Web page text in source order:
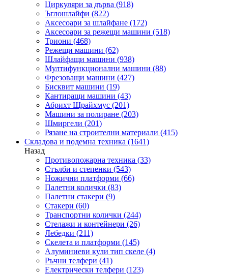
Циркуляри за дърва (918)
Ъглошлайфи (822)
Аксесоари за шлайфане (172)
Аксесоари за режещи машини (518)
Триони (468)
Режещи машини (62)
Шлайфащи машини (938)
Мултифункционални машини (88)
Фрезоващи машини (427)
Бисквит машини (19)
Кантиращи машини (43)
Абрихт Щрайхмус (201)
Машини за полиране (203)
Шмиргели (201)
Рязане на строителни материали (415)
Складова и подемна техника (1641)
Назад
Противопожарна техника (33)
Стълби и степенки (543)
Ножични платформи (66)
Палетни колички (83)
Палетни стакери (9)
Стакери (60)
Транспортни колички (244)
Стелажи и контейнери (26)
Лебедки (211)
Скелета и платформи (145)
Алуминиеви кули тип скеле (4)
Ръчни телфери (41)
Електрически телфери (123)